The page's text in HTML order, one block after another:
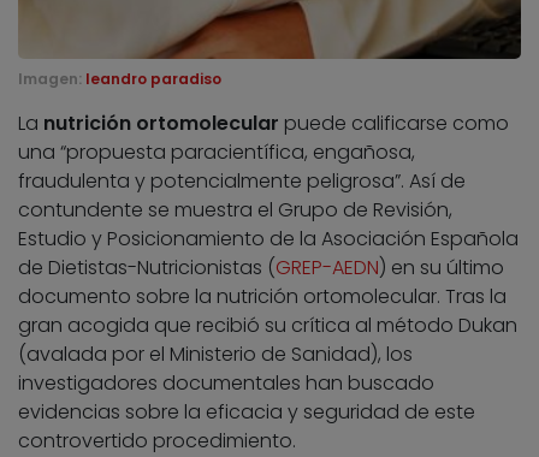
Imagen: leandro paradiso
La nutrición ortomolecular puede calificarse como
una “propuesta paracientífica, engañosa,
fraudulenta y potencialmente peligrosa”. Así de
contundente se muestra el Grupo de Revisión,
Estudio y Posicionamiento de la Asociación Española
de Dietistas-Nutricionistas (GREP-AEDN) en su último
documento sobre la nutrición ortomolecular. Tras la
gran acogida que recibió su crítica al método Dukan
(avalada por el Ministerio de Sanidad), los
investigadores documentales han buscado
evidencias sobre la eficacia y seguridad de este
controvertido procedimiento.